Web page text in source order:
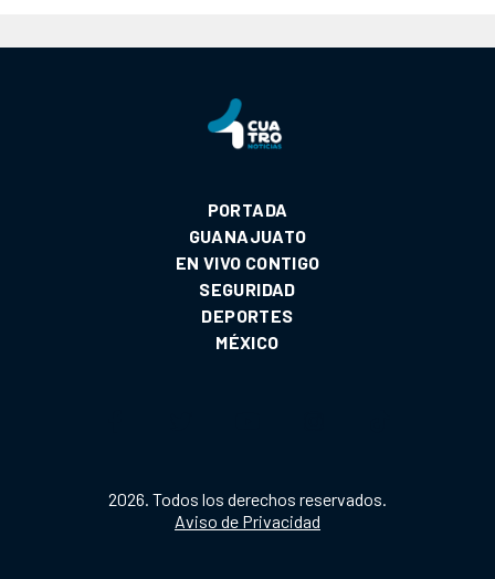
PORTADA
GUANAJUATO
EN VIVO CONTIGO
SEGURIDAD
DEPORTES
MÉXICO
2026. Todos los derechos reservados.
Aviso de Privacidad